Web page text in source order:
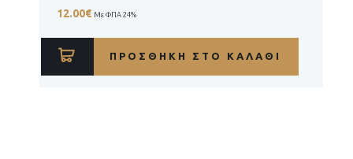
12.00€ Με ΦΠΑ 24%
ΠΡΟΣΘΉΚΗ ΣΤΟ ΚΑΛΆΘΙ